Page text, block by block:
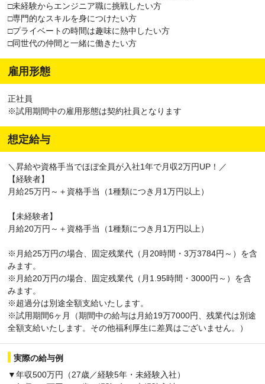
□未経験からエンジニア職に挑戦したい方
□専門的なスキルを身につけたい方
□プライベートの時間は趣味に熱中したい方
□同世代の仲間と一緒に働きたい方
雇用形態
正社員
※試用期間中の雇用形態は契約社員となります
想定給与
＼昇給や資格手当でほぼ全員が入社1年で月収2万円UP！／
【経験者】
月給25万円～＋資格手当（1種類につき月1万円以上）
【未経験者】
月給20万円～＋資格手当（1種類につき月1万円以上）
※月給25万円の場合、固定残業代（月20時間・3万3784円～）を含
みます。
※月給20万円の場合、固定残業代（月1.95時間・3000円～）を含
みます。
※超過分は別途全額支給いたします。
※試用期間6ヶ月（期間中の給与は月給19万7000円、残業代は別途
全額支給いたします。その他福利厚生に差異はございません。）
実際の給与例
▼年収500万円（27歳／経験5年・未経験入社）